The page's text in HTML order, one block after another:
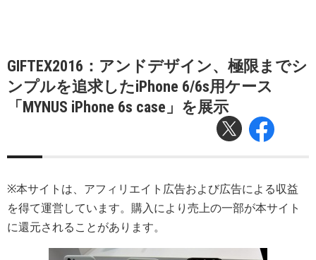
GIFTEX2016：アンドデザイン、極限までシ
ンプルを追求したiPhone 6/6s用ケース
「MYNUS iPhone 6s case」を展示
※本サイトは、アフィリエイト広告および広告による収益
を得て運営しています。購入により売上の一部が本サイト
に還元されることがあります。